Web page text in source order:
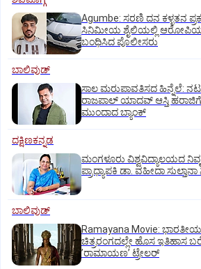
Agumbe: ಸರಣಿ ದನ ಕಳ್ಳತನ
ಸಿನಿಮೀಯ ಶೈಲಿಯಲ್ಲಿ
ಬಂಧಿಸಿದ ಪೊಲೀಸರು
ಬಾಲಿವುಡ್‌
ಸಾಲ ಮರುಪಾವತಿಸದ ಹಿನ್ನೆಲೆ: ನಟ
ರಾಜಪಾಲ್ ಯಾದವ್‌ ಆಸ್ತಿ ಹರಾಜಿಗೆ
ಮುಂದಾದ ಬ್ಯಾಂಕ್
ದಕ್ಷಿಣಕನ್ನಡ
ಮಂಗಳೂರು ವಿಶ್ವವಿದ್ಯಾಲಯದ
ಪ್ರಾಧ್ಯಾಪಕಿ ಡಾ. ವಹೀದಾ
ಬಾಲಿವುಡ್‌
Ramayana Movie: ಭಾರತೀಯ
ಚಿತ್ರರಂಗದಲ್ಲೇ ಹೊಸ ಇತಿಹಾಸ
ʼರಾಮಾಯಣʼ ಟ್ರೇಲರ್